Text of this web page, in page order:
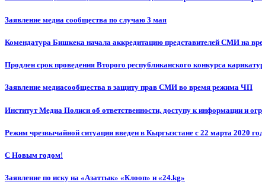
Заявление медиа сообщества по случаю 3 мая
Комендатура Бишкека начала аккредитацию представителей СМИ на
Продлен срок проведения Второго республиканского конкурса
Заявление медиасообщества в защиту прав СМИ во время режима ЧП
Институт Медиа Полиси об ответственности, доступу к информации и
Режим чрезвычайной ситуации введен в Кыргызстане с 22 марта 2020
С Новым годом!
Заявление по иску на «Азаттык» «Клооп» и «24.kg»